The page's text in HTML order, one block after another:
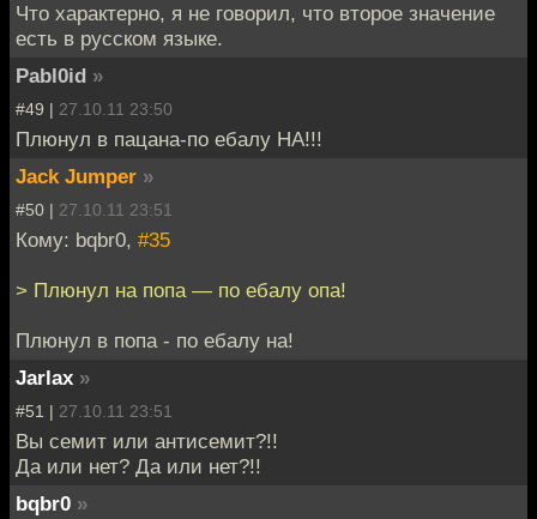
Что характерно, я не говорил, что второе значение
есть в русском языке.
Pabl0id »
#49 | 27.10.11 23:50
Плюнул в пацана-по ебалу НА!!!
Jack Jumper »
#50 | 27.10.11 23:51
Кому: bqbr0, #35
> Плюнул на попа — по ебалу опа!
Плюнул в попа - по ебалу на!
Jarlax »
#51 | 27.10.11 23:51
Вы семит или антисемит?!!
Да или нет? Да или нет?!!
bqbr0 »